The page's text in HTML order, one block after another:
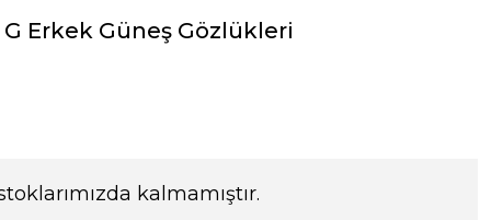
G Erkek Güneş Gözlükleri
kalmamıştır.